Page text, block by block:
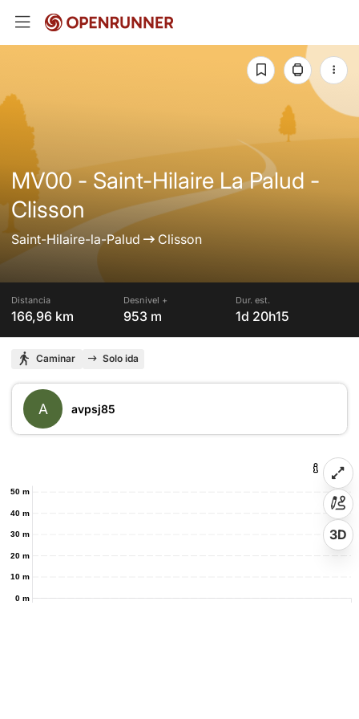
MV00 - Saint-Hilaire La Palud -
Clisson
Saint-Hilaire-la-Palud Clisson
Distancia
166,96 km
Desnivel +
953 m
Dur. est.
1d 20h15
Caminar Solo ida
A avpsj85
0 m
10 m
20 m
30 m
40 m
50 m
3D